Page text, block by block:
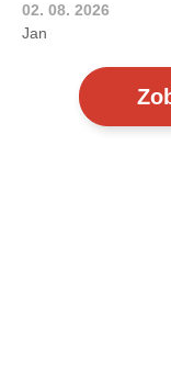
02. 08. 2026
Jan